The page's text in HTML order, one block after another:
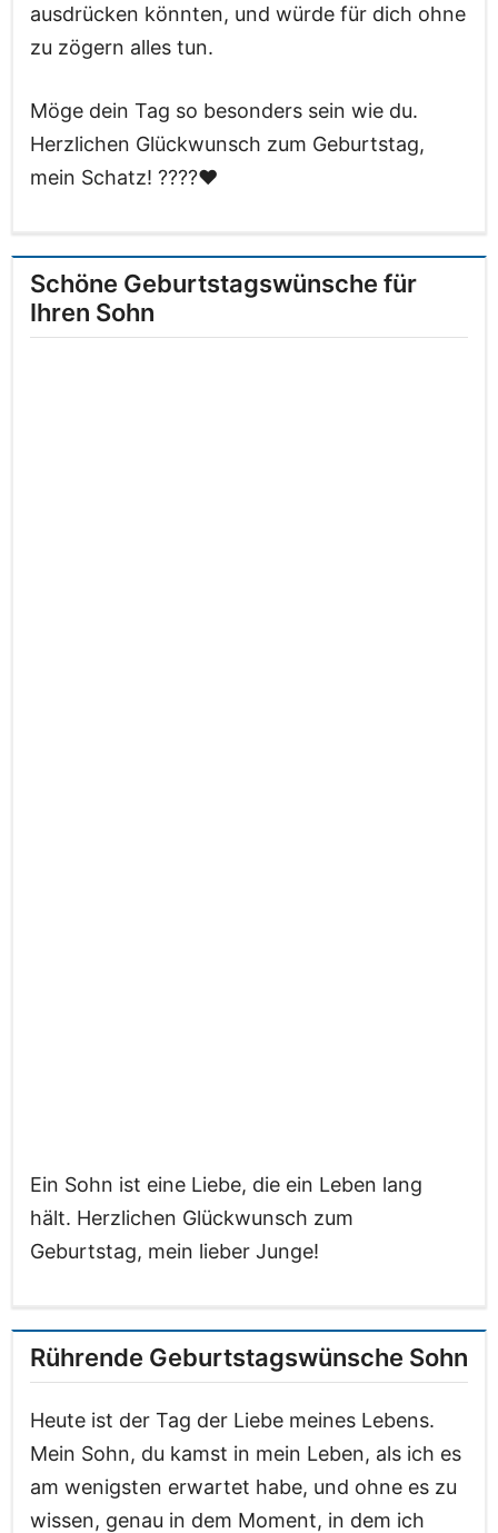
ausdrücken könnten, und würde für dich ohne
zu zögern alles tun.
Möge dein Tag so besonders sein wie du.
Herzlichen Glückwunsch zum Geburtstag,
mein Schatz! ????❤️
Schöne Geburtstagswünsche für
Ihren Sohn
Ein Sohn ist eine Liebe, die ein Leben lang
hält. Herzlichen Glückwunsch zum
Geburtstag, mein lieber Junge!
Rührende Geburtstagswünsche Sohn
Heute ist der Tag der Liebe meines Lebens.
Mein Sohn, du kamst in mein Leben, als ich es
am wenigsten erwartet habe, und ohne es zu
wissen, genau in dem Moment, in dem ich